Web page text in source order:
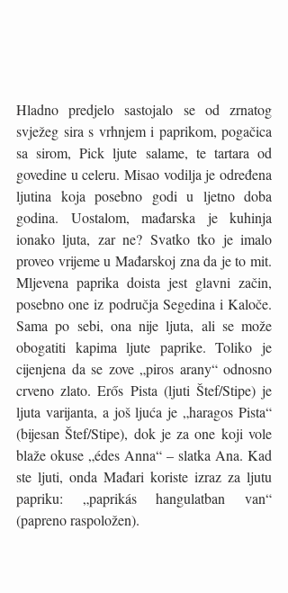
Hladno predjelo sastojalo se od zrnatog
svježeg sira s vrhnjem i paprikom, pogačica
sa sirom, Pick ljute salame, te tartara od
govedine u celeru. Misao vodilja je određena
ljutina koja posebno godi u ljetno doba
godina. Uostalom, mađarska je kuhinja
ionako ljuta, zar ne? Svatko tko je imalo
proveo vrijeme u Mađarskoj zna da je to mit.
Mljevena paprika doista jest glavni začin,
posebno one iz područja Segedina i Kaloče.
Sama po sebi, ona nije ljuta, ali se može
obogatiti kapima ljute paprike. Toliko je
cijenjena da se zove „piros arany“ odnosno
crveno zlato. Erős Pista (ljuti Štef/Stipe) je
ljuta varijanta, a još ljuća je „haragos Pista“
(bijesan Štef/Stipe), dok je za one koji vole
blaže okuse „édes Anna“ – slatka Ana. Kad
ste ljuti, onda Mađari koriste izraz za ljutu
papriku: „paprikás hangulatban van“
(papreno raspoložen).